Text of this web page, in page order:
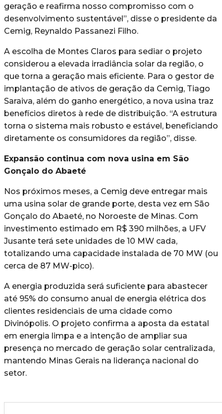
geração e reafirma nosso compromisso com o
desenvolvimento sustentável”, disse o presidente da
Cemig, Reynaldo Passanezi Filho.
A escolha de Montes Claros para sediar o projeto
considerou a elevada irradiância solar da região, o
que torna a geração mais eficiente. Para o gestor de
implantação de ativos de geração da Cemig, Tiago
Saraiva, além do ganho energético, a nova usina traz
benefícios diretos à rede de distribuição. “A estrutura
torna o sistema mais robusto e estável, beneficiando
diretamente os consumidores da região”, disse.
Expansão continua com nova usina em São
Gonçalo do Abaeté
Nos próximos meses, a Cemig deve entregar mais
uma usina solar de grande porte, desta vez em São
Gonçalo do Abaeté, no Noroeste de Minas. Com
investimento estimado em R$ 390 milhões, a UFV
Jusante terá sete unidades de 10 MW cada,
totalizando uma capacidade instalada de 70 MW (ou
cerca de 87 MW-pico).
A energia produzida será suficiente para abastecer
até 95% do consumo anual de energia elétrica dos
clientes residenciais de uma cidade como
Divinópolis. O projeto confirma a aposta da estatal
em energia limpa e a intenção de ampliar sua
presença no mercado de geração solar centralizada,
mantendo Minas Gerais na liderança nacional do
setor.